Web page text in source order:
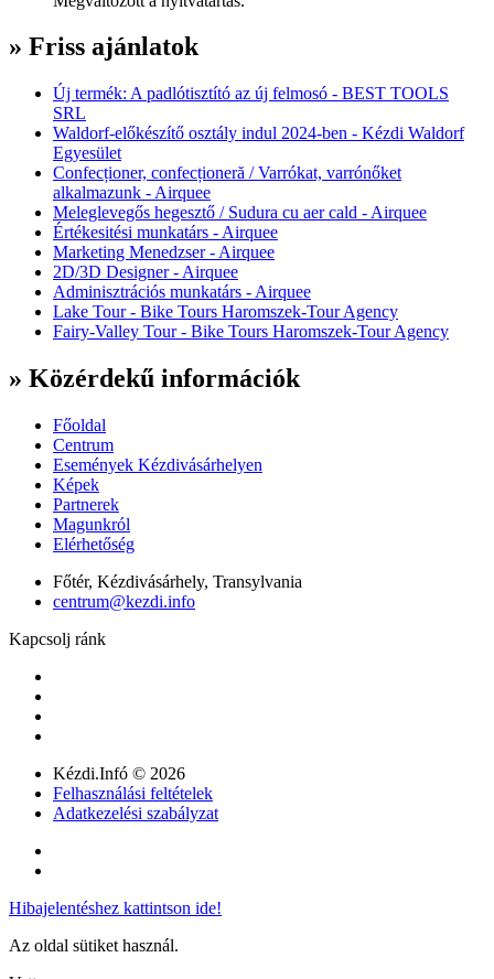
» Friss ajánlatok
Új termék: A padlótisztító az új felmosó - BEST TOOLS
SRL
Waldorf-előkészítő osztály indul 2024-ben - Kézdi Waldorf
Egyesület
Confecționer, confecționeră / Varrókat, varrónőket
alkalmazunk - Airquee
Meleglevegős hegesztő / Sudura cu aer cald - Airquee
Értékesitési munkatárs - Airquee
Marketing Menedzser - Airquee
2D/3D Designer - Airquee
Adminisztrációs munkatárs - Airquee
Lake Tour - Bike Tours Haromszek-Tour Agency
Fairy-Valley Tour - Bike Tours Haromszek-Tour Agency
» Közérdekű információk
Főoldal
Centrum
Események Kézdivásárhelyen
Képek
Partnerek
Magunkról
Elérhetőség
Főtér, Kézdivásárhely, Transylvania
centrum@kezdi.info
Kapcsolj ránk
Kézdi.Infó © 2026
Felhasználási feltételek
Adatkezelési szabályzat
Hibajelentéshez kattintson ide!
Az oldal sütiket használ.